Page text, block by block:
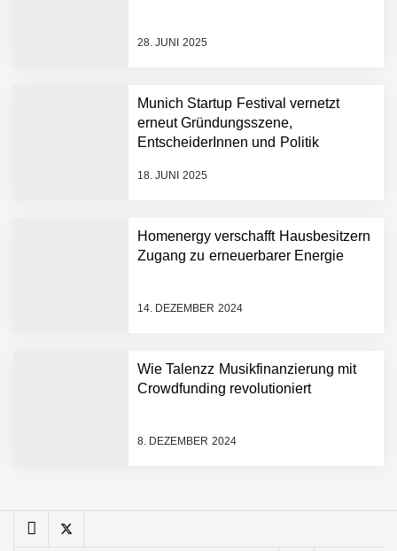
28. JUNI 2025
Munich Startup Festival vernetzt
erneut Gründungsszene,
EntscheiderInnen und Politik
18. JUNI 2025
Homenergy verschafft Hausbesitzern
Zugang zu erneuerbarer Energie
14. DEZEMBER 2024
Wie Talenzz Musikfinanzierung mit
Crowdfunding revolutioniert
8. DEZEMBER 2024
13,5 Millionen Euro für eine
beteiligt sich erneut an
Filics
Tobias Klug von nuuEnergy
vernetzt erneut
Gründungsszene,
Hannes Münzinger von